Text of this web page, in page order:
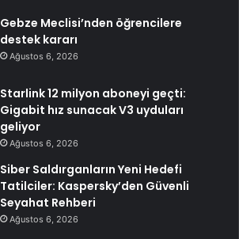
Gebze Meclisi’nden öğrencilere
destek kararı
Ağustos 6, 2026
Starlink 12 milyon aboneyi geçti:
Gigabit hız sunacak V3 uyduları
geliyor
Ağustos 6, 2026
Siber Saldırganların Yeni Hedefi
Tatilciler: Kaspersky’den Güvenli
Seyahat Rehberi
Ağustos 6, 2026